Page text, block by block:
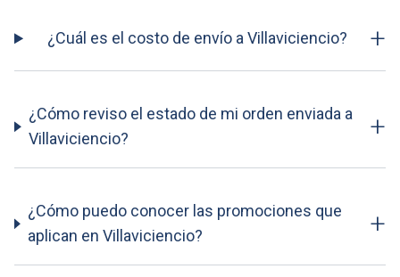
¿Cuál es el costo de envío a Villaviciencio? +
¿Cómo reviso el estado de mi orden enviada a
Villaviciencio?
+
¿Cómo puedo conocer las promociones que
aplican en Villaviciencio?
+